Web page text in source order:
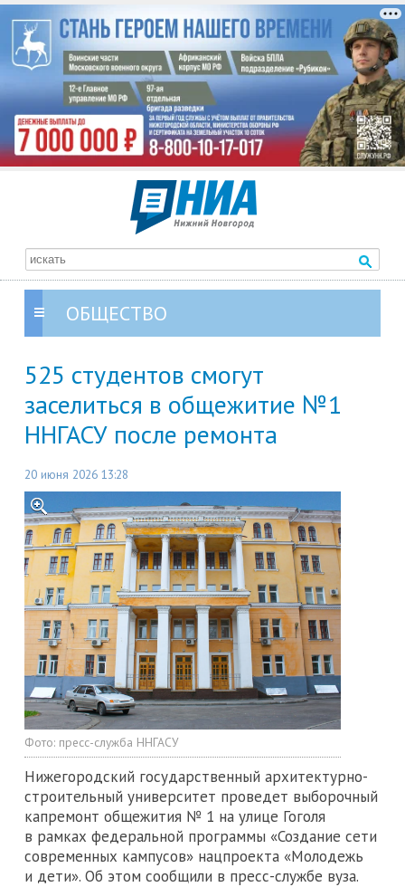
ОБЩЕСТВО
525 студентов смогут
заселиться в общежитие №1
ННГАСУ после ремонта
20 июня 2026 13:28
Фото: пресс-служба ННГАСУ
Нижегородский государственный архитектурно-
строительный университет проведет выборочный
капремонт общежития № 1 на улице Гоголя
в рамках федеральной программы «Создание сети
современных кампусов» нацпроекта «Молодежь
и дети». Об этом сообщили в пресс-службе вуза.